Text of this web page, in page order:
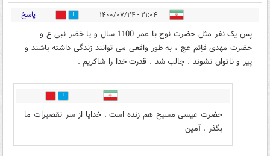
۲۱:۰۴ - ۱۴۰۰/۰۷/۲۴ 3 پاسخ
پس یک نفر مثل حضرت نوح با عمر 1100 سال و یا خضر نبی ع و
حضرت مهدی قاِئم عج ، به طور واقعی می توانند زندگی داشته باشند و
پیر و ناتوان نشوند . جالب شد . قدرت خدا را شاکریم .
1
حضرت عیسی مسیح هم زنده است . خدایا از سر تقصیرات ما
بگذر . آمین